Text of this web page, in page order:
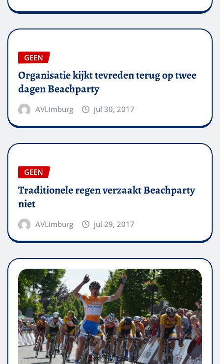
GEEN
Organisatie kijkt tevreden terug op twee
dagen Beachparty
AVLimburg jul 30, 2017
GEEN
Traditionele regen verzaakt Beachparty
niet
AVLimburg jul 29, 2017